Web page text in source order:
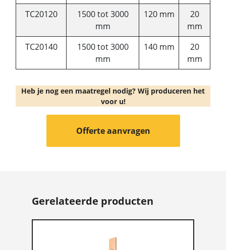
TC20120
1500 tot 3000
mm
120 mm
20
mm
TC20140
1500 tot 3000
mm
140 mm
20
mm
Heb je nog een maatregel nodig? Wij produceren het
voor u!
Offerte aanvragen
Gerelateerde producten